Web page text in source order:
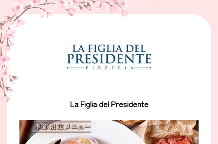
La Figlia del Presidente